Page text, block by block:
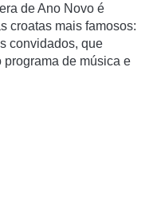
de Ano Novo é
croatas mais famosos:
convidados, que
programa de música e